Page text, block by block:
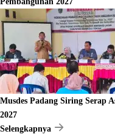
Musdes Padang Siring Serap
2027
Selengkapnya